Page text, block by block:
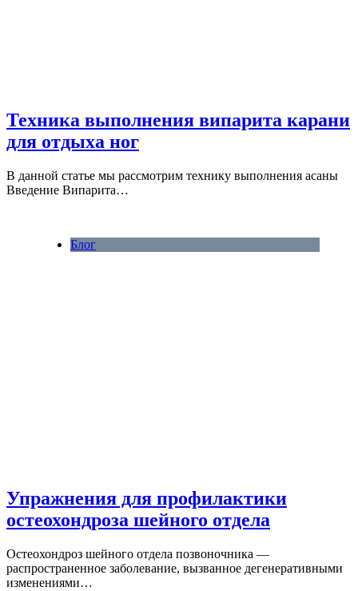
Техника выполнения випарита карани
для отдыха ног
В данной статье мы рассмотрим технику выполнения асаны
Введение Випарита…
Блог
Упражнения для профилактики
остеохондроза шейного отдела
Остеохондроз шейного отдела позвоночника —
распространенное заболевание, вызванное дегенеративными
изменениями…